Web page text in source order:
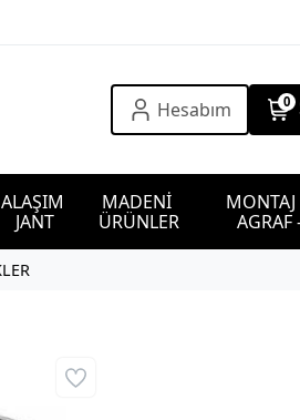
Hesabım 0
ALAŞIM
JANT
MADENİ
ÜRÜNLER
AGRAF